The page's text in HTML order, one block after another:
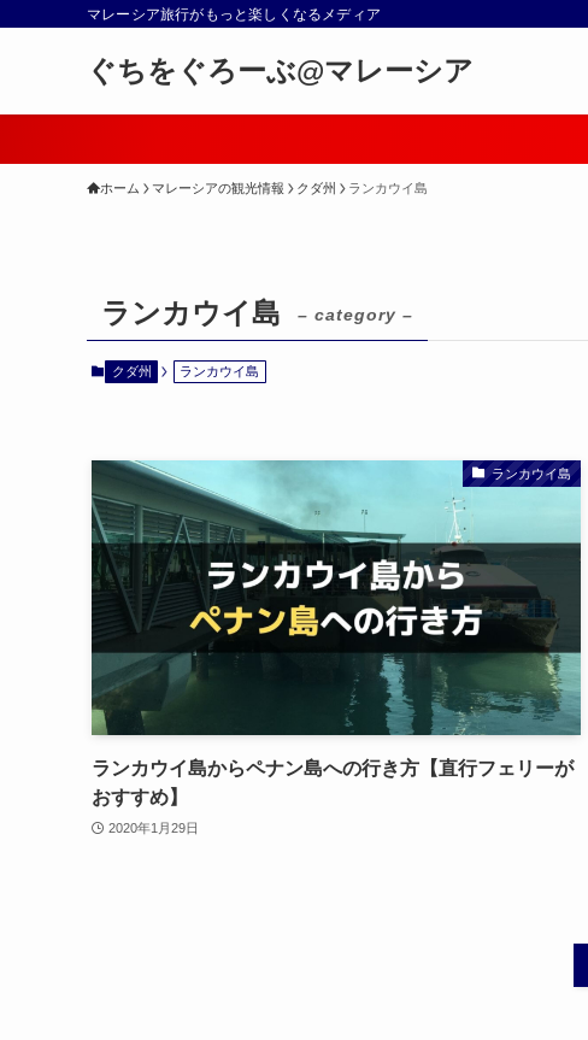
マレーシア旅行がもっと楽しくなるメディア
ぐちをぐろーぶ@マレーシア
ホーム マレーシアの観光情報 クダ州 ランカウイ島
ランカウイ島 – category –
クダ州 ランカウイ島
ランカウイ島
ランカウイ島からペナン島への行き方【直行フェリーが
おすすめ】
2020年1月29日